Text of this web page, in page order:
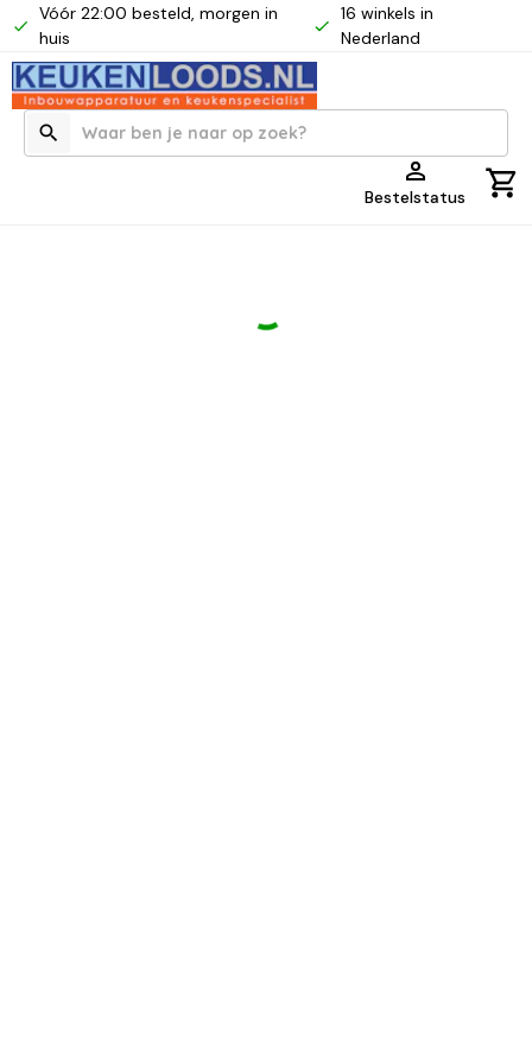
Vóór 22:00 besteld, morgen in
huis
16 winkels in
Nederland
Bestelstatus